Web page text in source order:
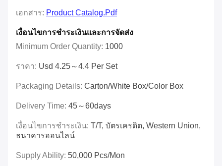
เอกสาร: Product Catalog.pdf
เงื่อนไขการชําระเงินและการจัดส่ง
Minimum Order Quantity: 1000
ราคา: Usd 4.25～4.4 Per Set
Packaging Details: Carton/White Box/Color Box
Delivery Time: 45～60days
เงื่อนไขการชำระเงิน: T/T, บัตรเครดิต, Western Union,
ธนาคารออนไลน์
Supply Ability: 50,000 Pcs/mon